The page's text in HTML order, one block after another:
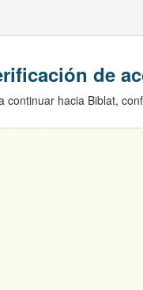
de
continuar hacia Biblat,